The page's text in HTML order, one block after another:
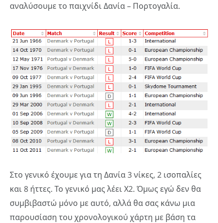
αναλύσουμε το παιχνίδι Δανία – Πορτογαλία.
Στο γενικό έχουμε για τη Δανία 3 νίκες, 2 ισοπαλίες
και 8 ήττες. Το γενικό μας λέει Χ2. Όμως εγώ δεν θα
συμβιβαστώ μόνο με αυτό, αλλά θα σας κάνω μια
παρουσίαση του χρονολογικού χάρτη με βάση τα